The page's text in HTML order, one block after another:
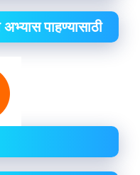
पाहण्यासाठी